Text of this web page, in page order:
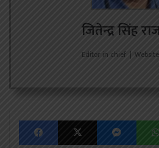
जितेन्द्र सिंह
Editor in chief | Website
FacebookX